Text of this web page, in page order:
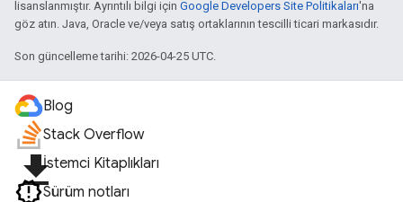
lisanslanmıştır. Ayrıntılı bilgi için Google Developers Site Politikaları'na
göz atın. Java, Oracle ve/veya satış ortaklarının tescilli ticari markasıdır.
Son güncelleme tarihi: 2026-04-25 UTC.
Blog
Stack Overflow
file_downloadİstemci Kitaplıkları
Sürüm notları